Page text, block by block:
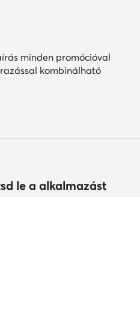
minden promócióval
kombinálható
le a alkalmazást